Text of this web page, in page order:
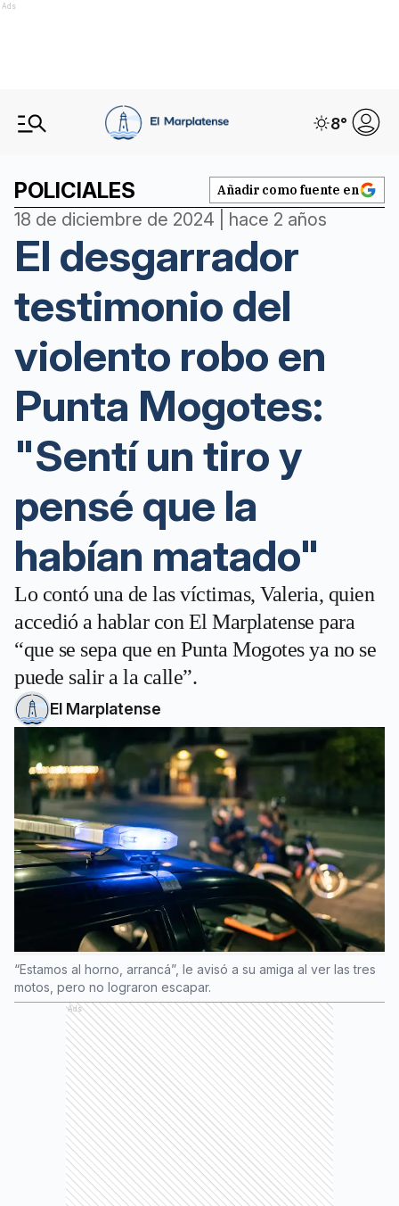
Ads
8°
POLICIALES Añadir como fuente en
18 de diciembre de 2024 | hace 2 años
El desgarrador
testimonio del
violento robo en
Punta Mogotes:
"Sentí un tiro y
pensé que la
habían matado"
Lo contó una de las víctimas, Valeria, quien
accedió a hablar con El Marplatense para
“que se sepa que en Punta Mogotes ya no se
puede salir a la calle”.
El Marplatense
“Estamos al horno, arrancá”, le avisó a su amiga al ver las tres
motos, pero no lograron escapar.
Ads